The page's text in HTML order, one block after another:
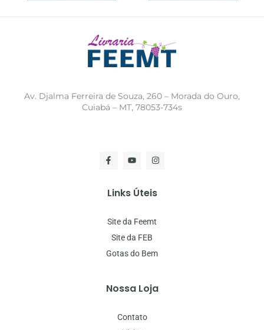
Av. Djalma Ferreira de Souza, 260 – Morada do Ouro,
Cuiabá – MT, 78053-734s
Links Úteis
Site da Feemt
Site da FEB
Gotas do Bem
Nossa Loja
Contato